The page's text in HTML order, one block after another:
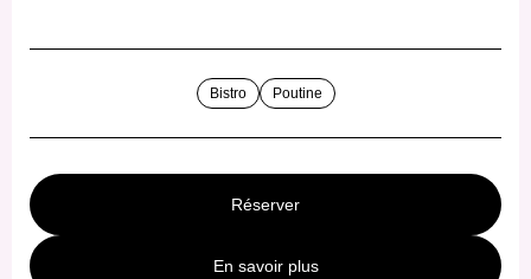
Bistro Poutine
Réserver
En savoir plus